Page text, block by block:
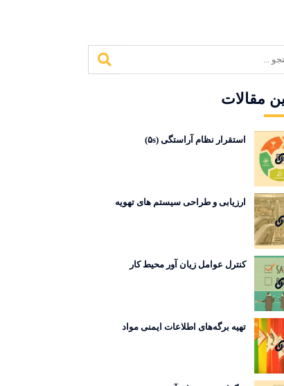
مقالات
استقرار نظام آراستگی (۵s)
ارزیابی و طراحی سیستم های تهویه
کنترل عوامل زیان آور محیط کار
تهیه برگه‌های اطلاعات ایمنی مواد